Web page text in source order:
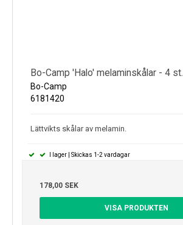
Bo-Camp 'Halo' melaminskålar - 4 st.
Bo-Camp
6181420
Lättvikts skålar av melamin.
I lager | Skickas 1-2 vardagar
178,00 SEK
VISA PRODUKTEN